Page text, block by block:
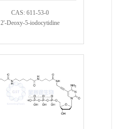
CAS: 611-53-0
2'-Deoxy-5-iodocytidine